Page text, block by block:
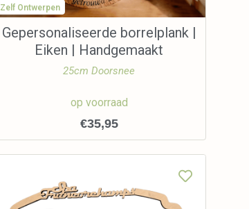
Zelf Ontwerpen
Gepersonaliseerde borrelplank |
Eiken | Handgemaakt
25cm Doorsnee
op voorraad
€35,95